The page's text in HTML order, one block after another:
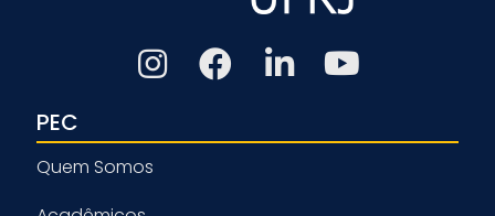
PEC
Quem Somos